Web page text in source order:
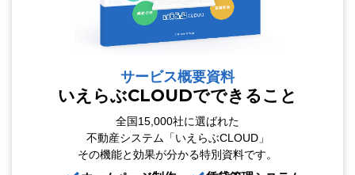
サービス概要資料
いえらぶCLOUDでできること
全国15,000社に選ばれた
不動産システム「いえらぶCLOUD」
その機能と効果が分かる特別資料です。